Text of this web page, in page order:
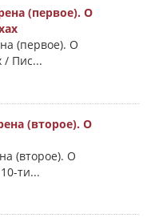
(первое). О
(первое). О
/ Пис...
(второе). О
(второе). О
ти...